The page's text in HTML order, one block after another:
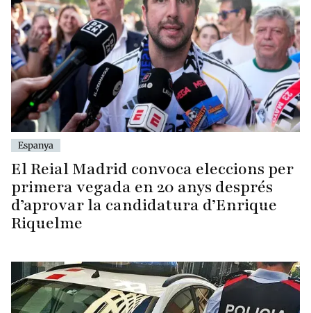
Espanya
El Reial Madrid convoca eleccions per
primera vegada en 20 anys després
d’aprovar la candidatura d’Enrique
Riquelme